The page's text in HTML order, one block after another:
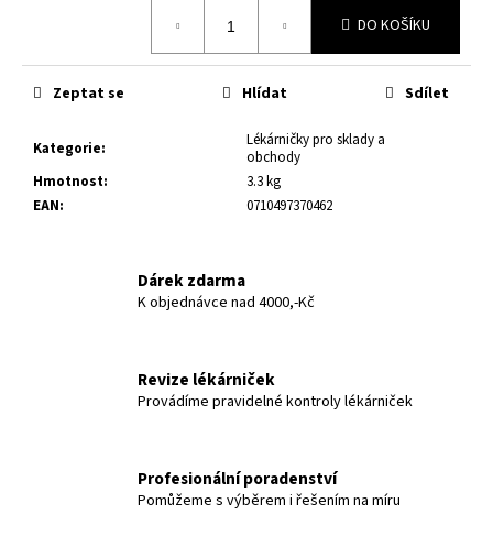
DO KOŠÍKU
Kategorie:
Lékárničky pro sklady a
obchody
Hmotnost:
3.3 kg
EAN: 0710497370462
Zeptat se Hlídat Sdílet
Dárek zdarma
K objednávce nad 4000,-Kč
Revize lékárniček
Provádíme pravidelné kontroly lékárniček
Profesionální poradenství
Pomůžeme s výběrem i řešením na míru